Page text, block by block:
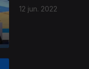
12 jun. 2022